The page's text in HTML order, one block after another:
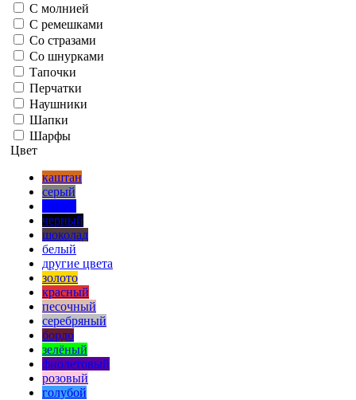
С молнией
С ремешками
Со стразами
Со шнурками
Тапочки
Перчатки
Наушники
Шапки
Шарфы
Цвет
каштан
серый
черный
шоколад
белый
другие цвета
золото
красный
песочный
серебряный
бордо
зелёный
фиолетовый
розовый
голубой